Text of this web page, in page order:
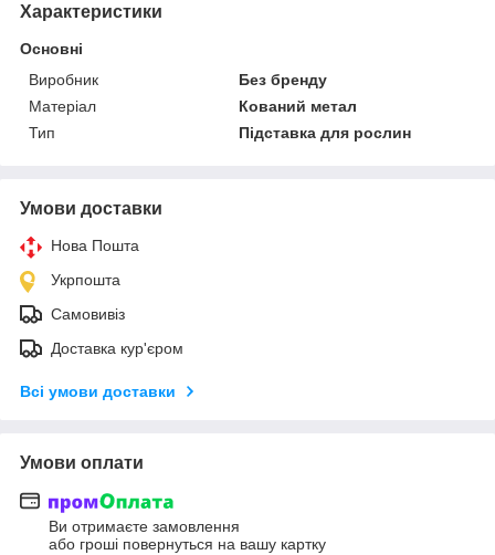
Характеристики
Основні
Виробник
Без бренду
Матеріал
Кований метал
Тип
Підставка для рослин
Умови доставки
Нова Пошта
Укрпошта
Самовивіз
Доставка кур'єром
Всі умови доставки
Умови оплати
Ви отримаєте замовлення
або гроші повернуться на вашу картку